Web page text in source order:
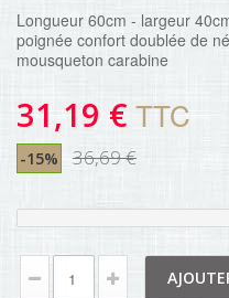
Longueur 60cm - largeur
poignée confort doublée de
mousqueton carabine
31,19 € TTC
-15% 36,69 €